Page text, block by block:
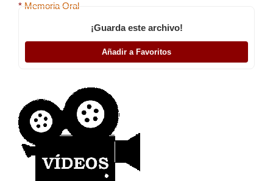
* Memoria Oral
¡Guarda este archivo!
Añadir a Favoritos